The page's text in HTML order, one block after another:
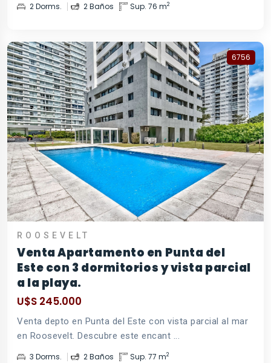
2 Dorms. 2 Baños Sup. 76 m2
6756
ROOSEVELT
Venta Apartamento en Punta del
Este con 3 dormitorios y vista parcial
a la playa.
U$S 245.000
Venta depto en Punta del Este con vista parcial al mar
en Roosevelt. Descubre este encant ...
3 Dorms. 2 Baños Sup. 77 m2